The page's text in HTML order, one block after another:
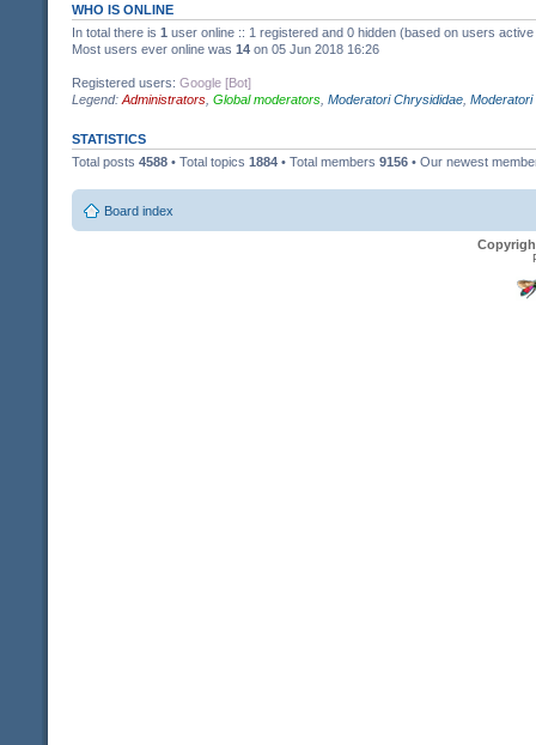
WHO IS ONLINE
In total there is 1 user online :: 1 registered and 0 hidden (based on users
Most users ever online was 14 on 05 Jun 2018 16:26
Registered users: Google [Bot]
Legend: Administrators Global moderators Moderatori Chrysididae
STATISTICS
Total posts 4588 • Total topics 1884 • Total members 9156 • Our newest
Board index